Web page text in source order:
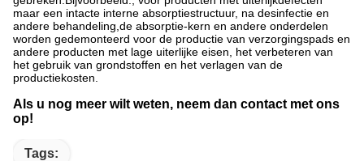
maar een intacte interne absorptiestructuur, na desinfectie en
andere behandeling,de absorptie-kern en andere onderdelen
worden gedemonteerd voor de productie van verzorgingspads en
andere producten met lage uiterlijke eisen, het verbeteren van
het gebruik van grondstoffen en het verlagen van de
productiekosten.
Als u nog meer wilt weten, neem dan contact met ons
op!
Tags: